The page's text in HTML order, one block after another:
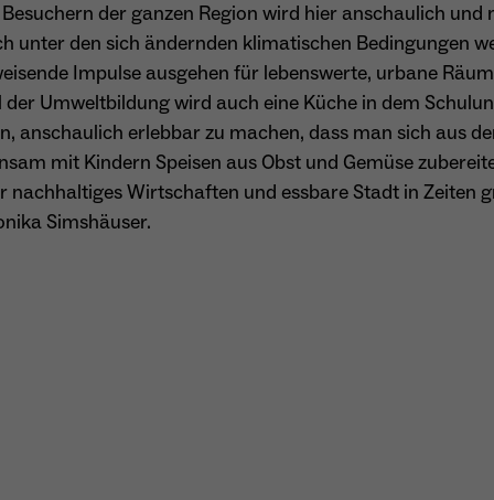
Name _gcl_au
Anbieter Google LLC
Laufzeit 4 Monate
Zweck
- Wird von Google Ads / Google Tag Manager
verwendet - Dient der Conversion-Erfassung und
Werbewirksamkeitsmessung - Hilft zu verstehen, wie
der ganzen Region wird hier anschaulich
unter den sich ändernden klimatischen Bedingungen
Impulse ausgehen für lebenswerte, urbane
Umweltbildung wird auch eine Küche in dem
anschaulich erlebbar zu machen, dass man sich aus
mit Kindern Speisen aus Obst und Gemüse
Wirtschaften und essbare Stadt in Zeiten
Simshäuser.